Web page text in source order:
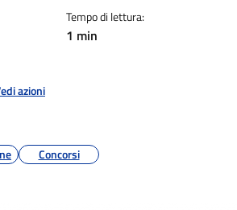
Tempo di lettura:
1 min
azioni
Concorsi